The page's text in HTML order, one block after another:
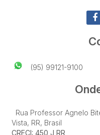
(95) 99121-9100
Rua Professor Agnelo
Vista, RR, Brasil
CRECI: 450 J RR